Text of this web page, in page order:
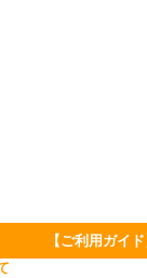
【ご利用ガイ